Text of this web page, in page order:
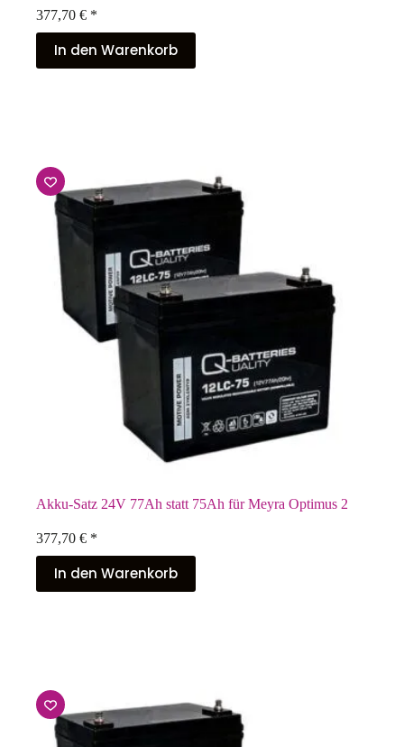
377,70 € *
In den Warenkorb
Akku-Satz 24V 77Ah statt 75Ah für Meyra Optimus 2
377,70 € *
In den Warenkorb